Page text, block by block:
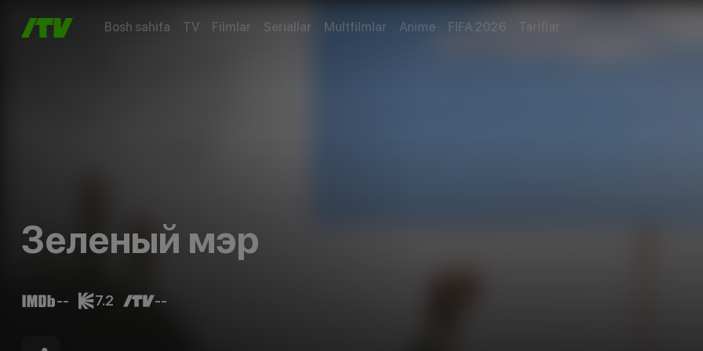
Bosh sahifa TV Filmlar Seriallar Multfilmlar Anime FIFA 2026
Зеленый мэр
-- 7.2 --